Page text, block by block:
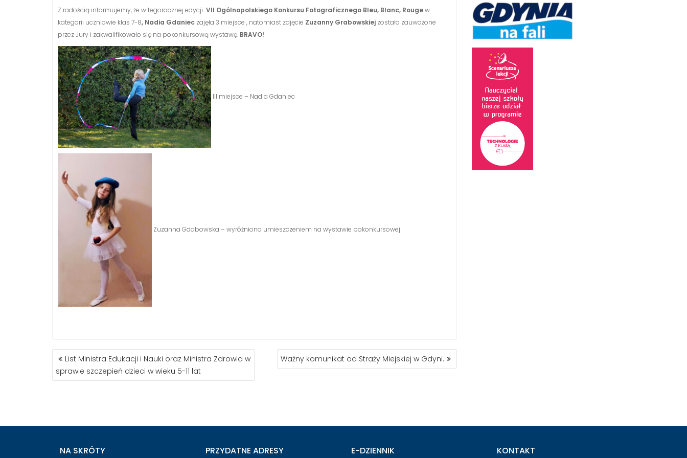
Z radością informujemy, że w tegorocznej edycji VII Ogólnopolskiego Konkursu Fotograficznego Bleu, Blanc, Rougew
kategorii uczniowie klas 7-8, Nadia Gdaniec zajęła 3 miejsce , natomiast zdjęcie Zuzanny Grabowskiej zostało zauważone
przez Jury i zakwalifikowało się na pokonkursową wystawę. BRAVO!
III miejsce – Nadia Gdaniec
Zuzanna Gdabowska – wyróżniona umieszczeniem na wystawie pokonkursowej
NAWIGACJA
WPISU
List Ministra Edukacji i Nauki oraz Ministra Zdrowia w
sprawie szczepień dzieci w wieku 5-11 lat
Ważny komunikat od Straży Miejskiej w Gdyni.
NA SKRÓTY PRZYDATNE ADRESY E-DZIENNIK KONTAKT